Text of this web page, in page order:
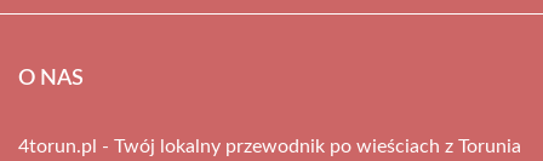
O NAS
4torun.pl - Twój lokalny przewodnik po wieściach z Torunia